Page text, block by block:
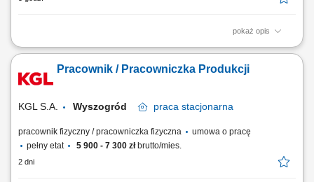
pokaż opis
Opis stanowiska Wsparcie procesu produkcji: paletowanie, owijanie
Dbałość o estetykę pakowania wyrobów, Zapewnienie porządku na
stanowisku pracy, Po przeszkoleniu i awansie – obsługa maszyn
Pracownik / Pracowniczka Produkcji
KGL S.A. Wyszogród praca stacjonarna
pracownik fizyczny / pracowniczka fizyczna
umowa o pracę
pełny etat
5 900 - 7 300 złbrutto/mies.
2 dni